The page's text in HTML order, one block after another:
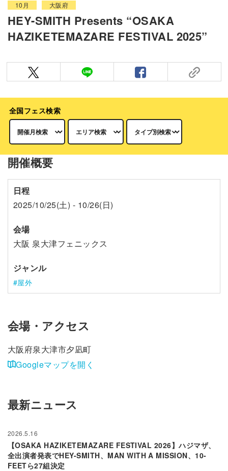
10月 大阪府
HEY-SMITH Presents “OSAKA
HAZIKETEMAZARE FESTIVAL 2025”
全国フェス検索
開催概要
日程
2025/10/25(土) - 10/26(日)
会場
大阪 泉大津フェニックス
ジャンル
屋外
会場・アクセス
大阪府泉大津市夕凪町
Googleマップを開く
最新ニュース
2026.5.16
【OSAKA HAZIKETEMAZARE FESTIVAL 2026】ハジマザ、
全出演者発表でHEY-SMITH、MAN WITH A MISSION、10-
FEETら27組決定